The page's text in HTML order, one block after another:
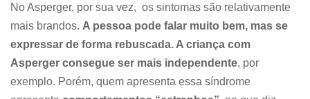
No Asperger, por sua vez, os sintomas são relativamente
mais brandos. A pessoa pode falar muito bem, mas se
expressar de forma rebuscada. A criança com
Asperger consegue ser mais independente, por
exemplo. Porém, quem apresenta essa síndrome